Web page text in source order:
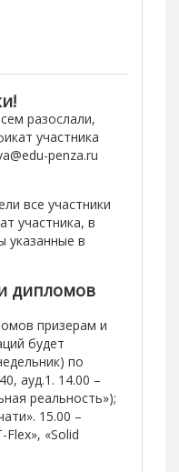
разослали,
участника
penza.ru
все участники
участника, в
указанные в
дипломов
призерам и
будет
по
ауд.1. 14.00 –
реальность»);
15.00 –
«Solid